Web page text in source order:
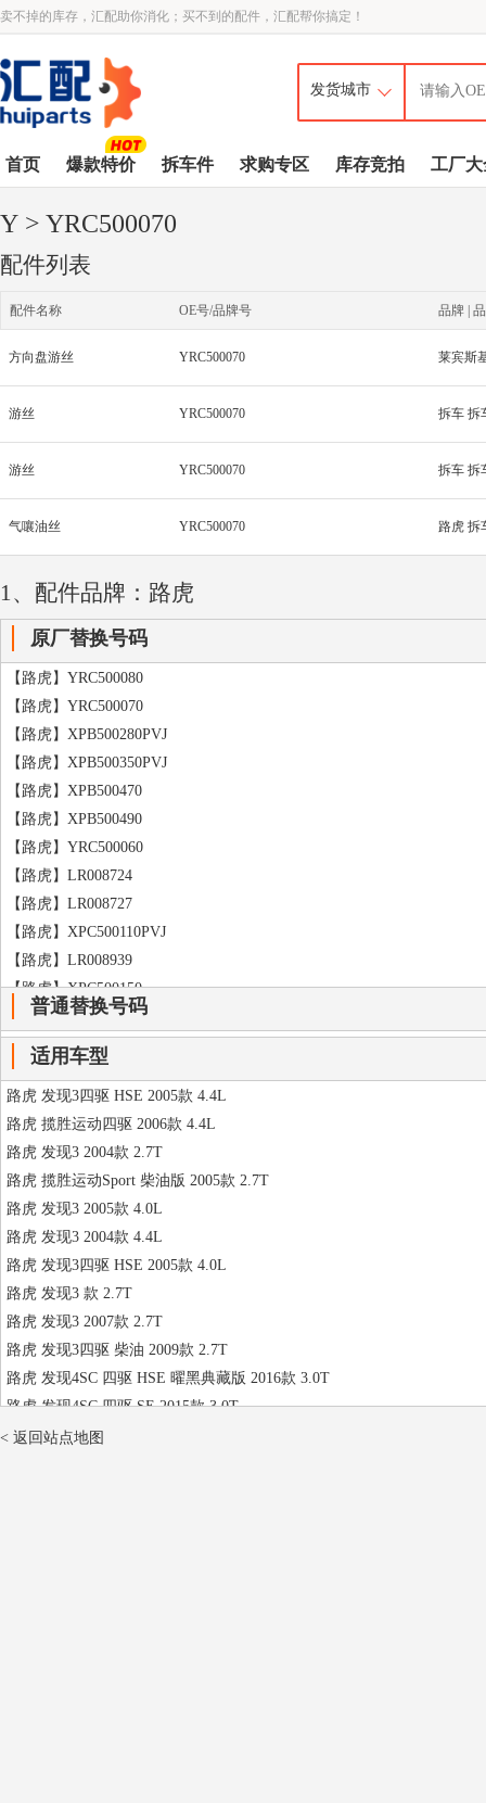
卖不掉的库存，汇配助你消化；买不到的配件，汇配帮你搞定！
首页 爆款特价 拆车件 求购专区 库存竞拍 工厂大
Y > YRC500070
配件列表
配件名称 OE号/品牌号 品牌 |
方向盘游丝 YRC500070 莱宾斯
游丝 YRC500070 拆车 拆
游丝 YRC500070 拆车 拆
气嚷油丝 YRC500070 路虎 拆
1、配件品牌：路虎
原厂替换号码
【路虎】YRC500080
【路虎】YRC500070
【路虎】XPB500280PVJ
【路虎】XPB500350PVJ
【路虎】XPB500470
【路虎】XPB500490
【路虎】YRC500060
【路虎】LR008724
【路虎】LR008727
【路虎】XPC500110PVJ
【路虎】LR008939
【路虎】XPC500150
【路虎】XPB500330PVJ
【路虎】XPE500110
【路虎】XPC500120PVJ
【路虎】
【路虎】
【路虎】
【路虎】XPC500100PVJ
【】
【】
【】
【】
【】
【】
【】
【】
【】
普通替换号码
适用车型
路虎 发现3四驱 HSE 2005款 4.4L
路虎 揽胜运动四驱 2006款 4.4L
路虎 发现3 2004款 2.7T
路虎 揽胜运动Sport 柴油版 2005款 2.7T
路虎 发现3 2005款 4.0L
路虎 发现3 2004款 4.4L
路虎 发现3四驱 HSE 2005款 4.0L
路虎 发现3 款 2.7T
路虎 发现3 2007款 2.7T
路虎 发现3四驱 柴油 2009款 2.7T
路虎 发现4SC 四驱 HSE 曜黑典藏版 2016款 3.0T
路虎 发现4SC 四驱 SE 2015款 3.0T
路虎 发现4SC 四驱 HSE 2015款 3.0T
< 返回站点地图